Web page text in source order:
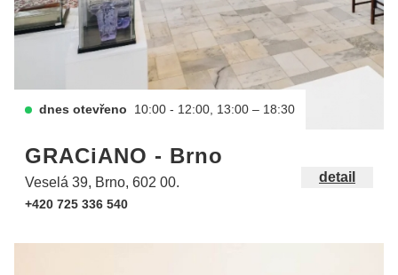
dnes otevřeno 10:00 - 12:00, 13:00 – 18:30
GRACiANO - Brno
Veselá 39, Brno, 602 00.
+420 725 336 540
detail